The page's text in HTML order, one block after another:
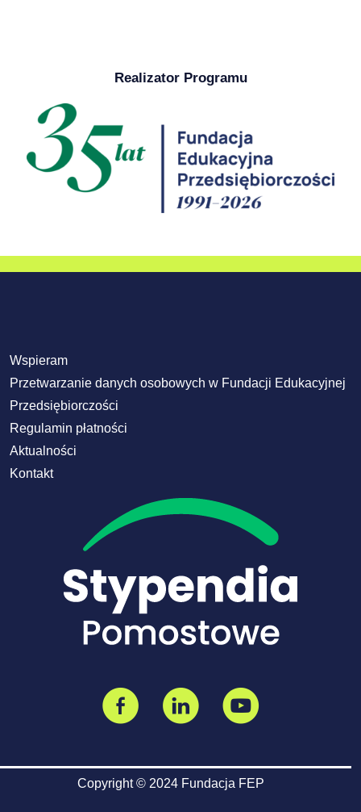
Realizator Programu
Wspieram
Przetwarzanie danych osobowych w Fundacji Edukacyjnej
Przedsiębiorczości
Regulamin płatności
Aktualności
Kontakt
Copyright © 2024 Fundacja FEP